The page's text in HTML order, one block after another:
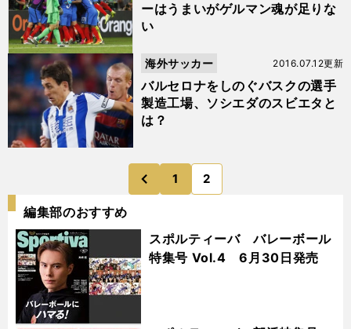
ーはうまいがゲルマン魂が足りな
い
バルセロナをしのぐバスクの選手
製造工場、ソシエダのスビエタと
は？
2016.07.12更新
海外サッカー
前
1 2
編集部のおすすめ
スポルティーバ バレーボール
特集号 Vol.4 6月30日発売